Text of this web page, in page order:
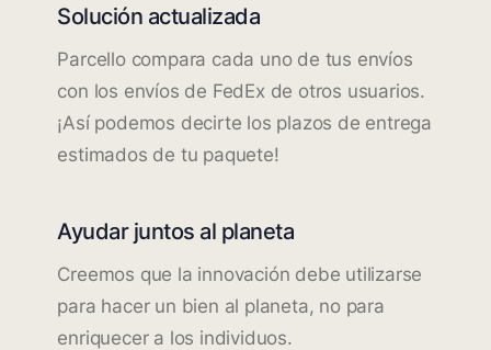
Solución actualizada
Parcello compara cada uno de tus envíos
con los envíos de FedEx de otros usuarios.
¡Así podemos decirte los plazos de entrega
estimados de tu paquete!
Ayudar juntos al planeta
Creemos que la innovación debe utilizarse
para hacer un bien al planeta, no para
enriquecer a los individuos.